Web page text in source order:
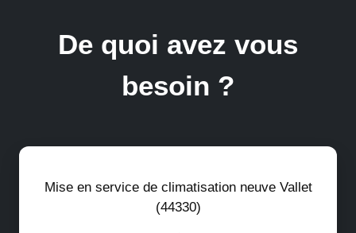
De quoi avez vous
besoin ?
Mise en service de climatisation neuve Vallet
(44330)